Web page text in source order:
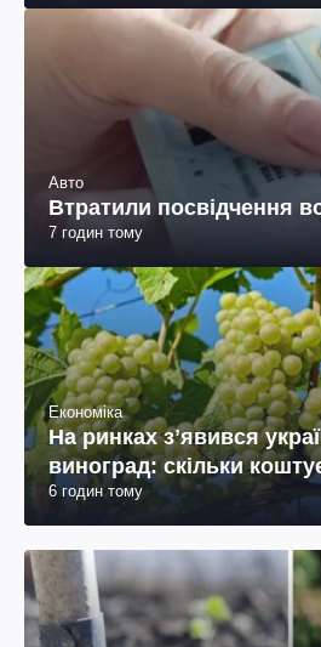
Авто
Втратили посвідчення
7 годин тому
Економіка
На ринках зʼявився
виноград: скільки
6 годин тому